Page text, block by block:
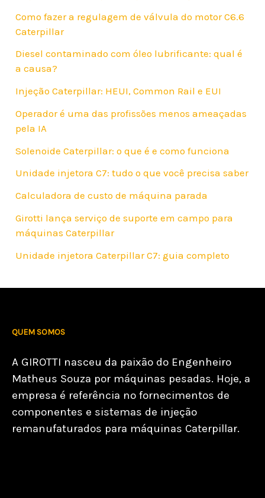
Como fazer a regulagem de válvula do motor C6.6
Caterpillar
Diesel contaminado com óleo lubrificante: qual é
a causa?
Injeção Caterpillar: HEUI, Common Rail e EUI
Operador é uma das profissões menos ameaçadas
pela IA
Solenoide Caterpillar: o que é e como funciona
Unidade injetora C7: tudo o que você precisa saber
Calculadora de custo de máquina parada
Girotti lança serviço de suporte em campo para
máquinas Caterpillar
Unidade injetora Caterpillar C7: guia completo
QUEM SOMOS
A GIROTTI nasceu da paixão do Engenheiro
Matheus Souza por máquinas pesadas. Hoje, a
empresa é referência no fornecimentos de
componentes e sistemas de injeção
remanufaturados para máquinas Caterpillar.